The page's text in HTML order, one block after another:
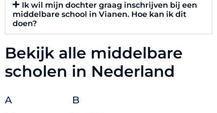
Ik wil mijn dochter graag inschrijven bij een
middelbare school in Vianen. Hoe kan ik dit
doen?
Bekijk alle middelbare
scholen in Nederland
A B